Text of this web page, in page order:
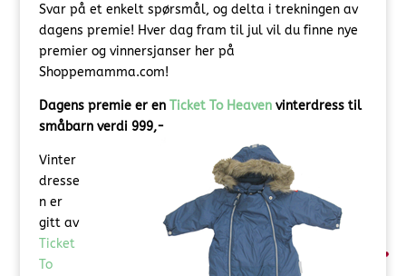
Svar på et enkelt spørsmål, og delta i trekningen av
dagens premie! Hver dag fram til jul vil du finne nye
premier og vinnersjanser her på
Shoppemamma.com!
Dagens premie er en Ticket To Heavenvinterdress til
småbarn verdi 999,-
Vinter
dresse
n er
gitt av
Ticket
To